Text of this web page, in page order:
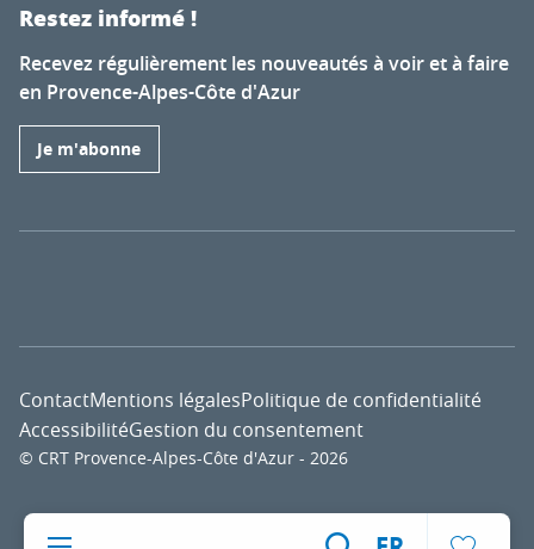
Restez informé !
Recevez régulièrement les nouveautés à voir et à faire
en Provence-Alpes-Côte d'Azur
Je m'abonne
© CRT Provence-Alpes-Côte d'Azur - 2026
ContactMentions légalesPolitique de confidentialité
AccessibilitéGestion du consentement